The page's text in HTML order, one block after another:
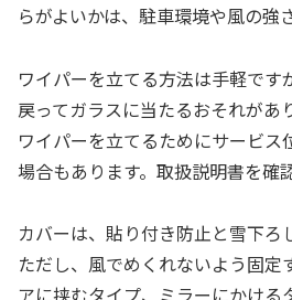
らがよいかは、駐車環境や風の強
ワイパーを立てる方法は手軽です
戻ってガラスに当たるおそれがあ
ワイパーを立てるためにサービス
場合もあります。取扱説明書を確
カバーは、貼り付き防止と雪下ろ
ただし、風でめくれないよう固定